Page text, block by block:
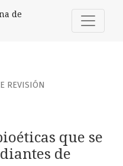
se suscitan en los
de
REVISIÓN
que se
de